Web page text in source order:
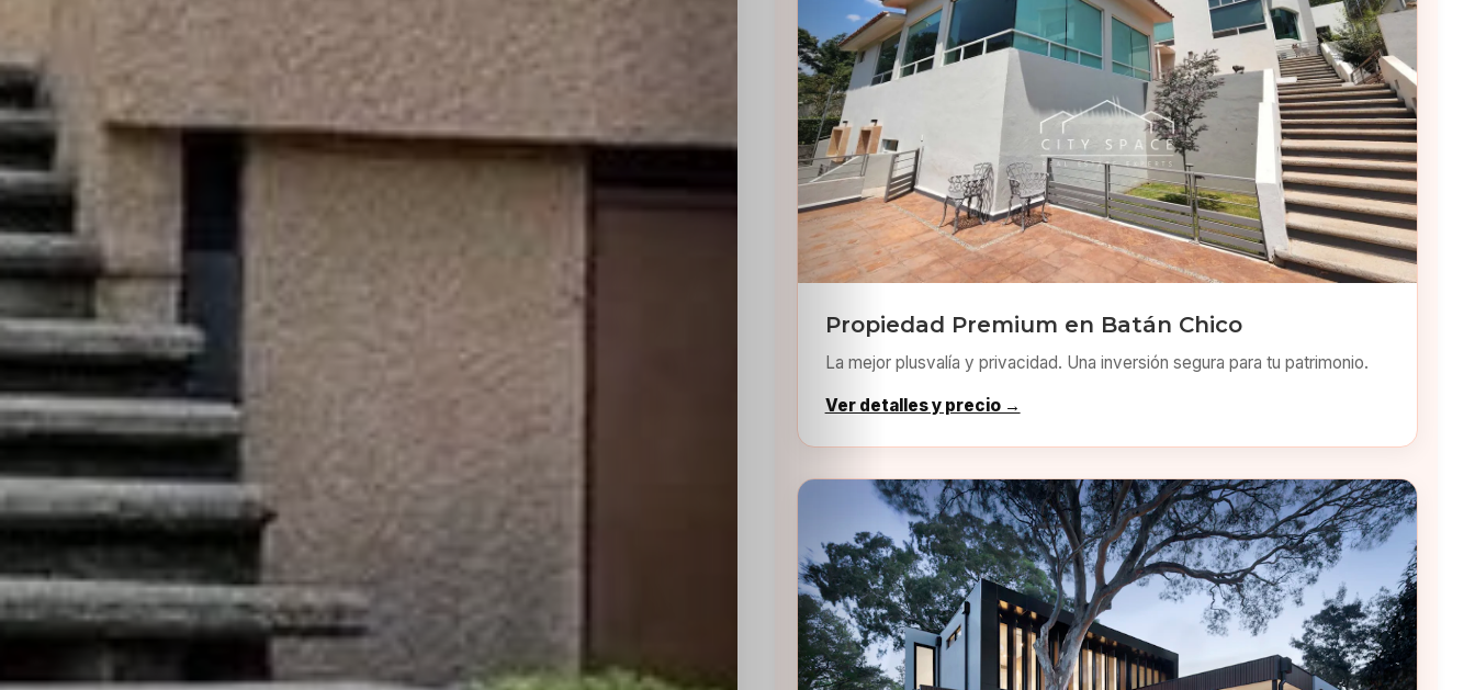
Sabritas
Casting
HolliKids
Contacto
Search
Propiedad Premium en Batán Chico
La mejor plusvalía y privacidad. Una inversión segura para tu patrimonio.
Ver detalles y precio →